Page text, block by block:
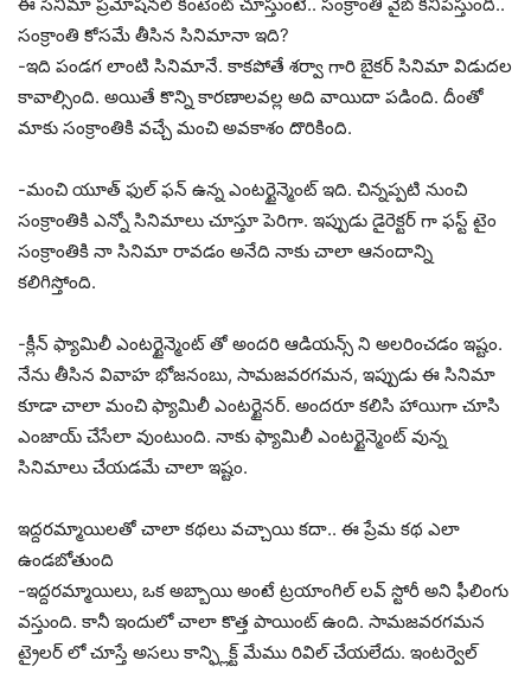
సంక్రాంతి కోసమే తీసిన సినిమానా ఇది?
-ఇది పండగ లాంటి సినిమానే. కాకపోతే శర్వా గారి బైకర్ సినిమా విడుదల
కావాల్సింది. అయితే కొన్ని కారణాలవల్ల అది వాయిదా పడింది. దీంతో
మాకు సంక్రాంతికి వచ్చే మంచి అవకాశం దొరికింది.
-మంచి యూత్ ఫుల్ ఫన్ ఉన్న ఎంటర్టైన్మెంట్ ఇది. చిన్నప్పటి నుంచి
సంక్రాంతికి ఎన్నో సినిమాలు చూస్తూ పెరిగా. ఇప్పుడు డైరెక్టర్ గా ఫస్ట్ టైం
సంక్రాంతికి నా సినిమా రావడం అనేది నాకు చాలా ఆనందాన్ని
కలిగిస్తోంది.
-క్లీన్ ఫ్యామిలీ ఎంటర్టైన్మెంట్ తో అందరి ఆడియన్స్ ని అలరించడం ఇష్టం.
నేను తీసిన వివాహ భోజనంబు, సామజవరగమన, ఇప్పుడు ఈ సినిమా
కూడా చాలా మంచి ఫ్యామిలీ ఎంటర్టైనర్. అందరూ కలిసి హాయిగా చూసి
ఎంజాయ్ చేసేలా వుంటుంది. నాకు ఫ్యామిలీ ఎంటర్టైన్మెంట్ వున్న
సినిమాలు చేయడమే చాలా ఇష్టం.
ఇద్దరమ్మాయిలతో చాలా కథలు వచ్చాయి కదా.. ఈ ప్రేమ కథ ఎలా
ఉండబోతుంది
-ఇద్దరమ్మాయిలు, ఒక అబ్బాయి అంటే ట్రయాంగిల్ లవ్ స్టోరీ అని ఫీలింగు
వస్తుంది. కానీ ఇందులో చాలా కొత్త పాయింట్ ఉంది. సామజవరగమన
ట్రైలర్ లో చూస్తే అసలు కాన్ఫ్లిక్ట్ మేము రివిల్ చేయలేదు. ఇంటర్వెల్